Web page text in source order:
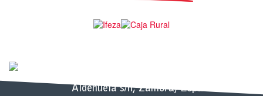
Aldehuela s/n, Zamora, España